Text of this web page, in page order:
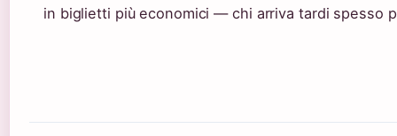
in biglietti più economici — chi arriva tardi spesso